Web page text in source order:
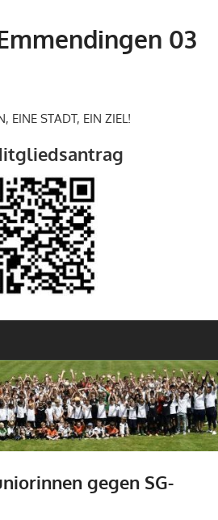
03
EINE STADT, EIN ZIEL!
gegen SG-